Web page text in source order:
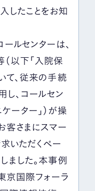
したことをお知
ルセンターは、
以下「入院保
て、従来の手続
し、コールセン
ーター」）が操
客さまにスマー
求いただくペー
ました。本事例
京国際フォーラ